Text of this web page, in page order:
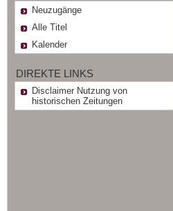
Neuzugänge
Alle Titel
Kalender
DIREKTE LINKS
Disclaimer Nutzung von
historischen Zeitungen